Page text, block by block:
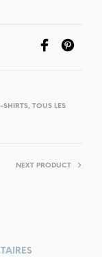
SHIRTS, TOUS LES
NEXT PRODUCT